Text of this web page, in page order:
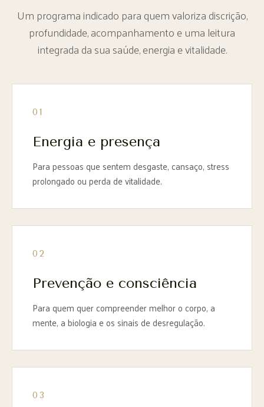
Um programa indicado para quem valoriza discrição,
profundidade, acompanhamento e uma leitura
integrada da sua saúde, energia e vitalidade.
01
Energia e presença
Para pessoas que sentem desgaste, cansaço, stress
prolongado ou perda de vitalidade.
02
Prevenção e consciência
Para quem quer compreender melhor o corpo, a
mente, a biologia e os sinais de desregulação.
03